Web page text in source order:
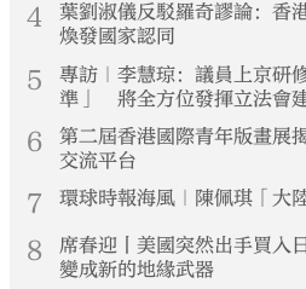
4
葉劉淑儀反駁羅奇謬論：
煥發國家認同
5
專訪｜李慧琼：議員上京研
準」 將全方位發揮立法會
6
第二屆香港國際青年版畫
交流平台
7 環球時報海風｜陳佩琪「大
8
席春迎丨美國突然出手買入
變成新的地緣武器